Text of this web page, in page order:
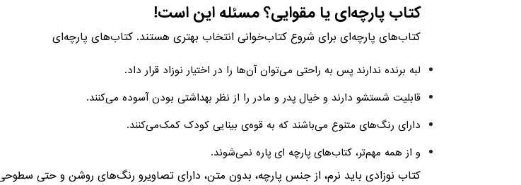
کتاب پارچه‌ای یا مقوایی؟ مسئله این است!
کتاب‌های پارچه‌ای برای شروع کتاب‌خوانی انتخاب بهتری هستند. کتاب‌های پارچه‌ای
لبه برنده ندارند پس به راحتی می‌توان آن‌ها را در اختیار نوزاد قرار داد.
قابلیت شستشو دارند و خیال پدر و مادر را از نظر بهداشتی بودن آسوده می‌کنند.
دارای رنگ‌های متنوع می‌باشند که به قوه‌ی بینایی کودک کمک‌می‌کنند.
و از همه مهم‌تر، کتاب‌های پارچه ای پاره نمی‌شوند.
کتاب نوزادی باید نرم، از جنس پارچه، بدون متن، دارای تصاویرو رنگ‌های روشن و حتی